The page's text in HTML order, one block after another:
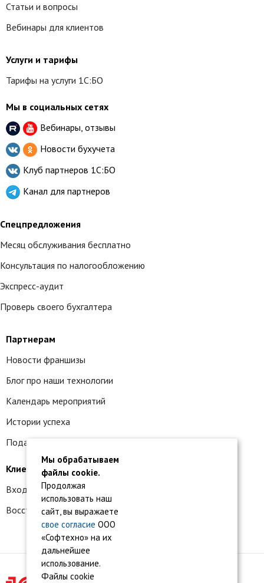
Статьи и вопросы
Вебинары для клиентов
Услуги и тарифы
Тарифы на услуги 1С:БО
Мы в социальных сетях
Вебинары, отзывы
Новости бухучета
Клуб партнеров 1С:БО
Канал для партнеров
Спецпредложения
Месяц обслуживания бесплатно
Консультация по налогообложению
Экспресс-аудит
Проверь своего бухгалтера
Партнерам
Новости франшизы
Блог про наши технологии
Календарь мероприятий
Истории успеха
Подать заявку на франшизу
Клиентам
Вход в личный кабинет
Восстановление доступа к сервису 1С:БО
Мы обрабатываем
файлы cookie.
Продолжая
использовать наш
сайт, вы выражаете
свое согласие ООО
«Софтехно» на их
дальнейшее
использование.
Файлы cookie